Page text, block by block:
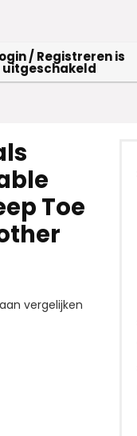
/ Registreren is
uitgeschakeld
Toe
vergelijken